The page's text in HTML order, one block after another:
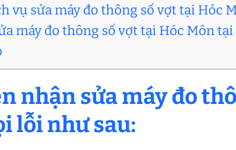
vụ sửa máy đo thông số vợt tại Hóc
máy đo thông số vợt tại Hóc Môn
nhận sửa máy đo
lỗi như sau: